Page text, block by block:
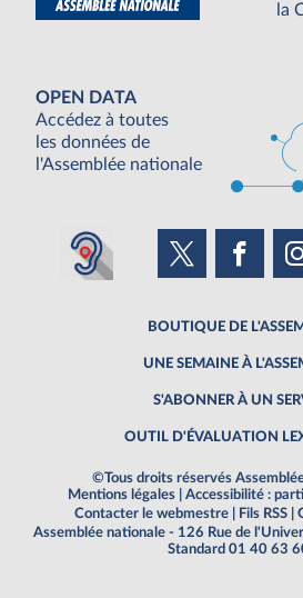
la
OPEN DATA
Accédez à toutes
les données de
l'Assemblée nationale
BOUTIQUE DE
UNE SEMAINE À
S'ABONNER À UN
OUTIL D'ÉVALUATION
©Tous droits réservés
Mentions légales
Accessibilité :
Contacter le webmestre
Fils RSS
Assemblée nationale - 126 Rue de
Standard 01 40 63